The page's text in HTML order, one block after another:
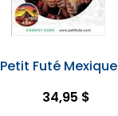
Petit Futé Mexique
34,95 $